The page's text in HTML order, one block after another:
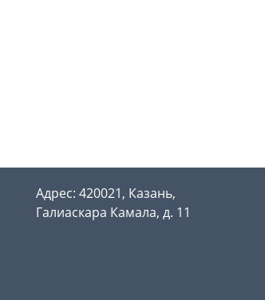
Адрес: 420021, Казань,
Галиаскара Камала, д. 11